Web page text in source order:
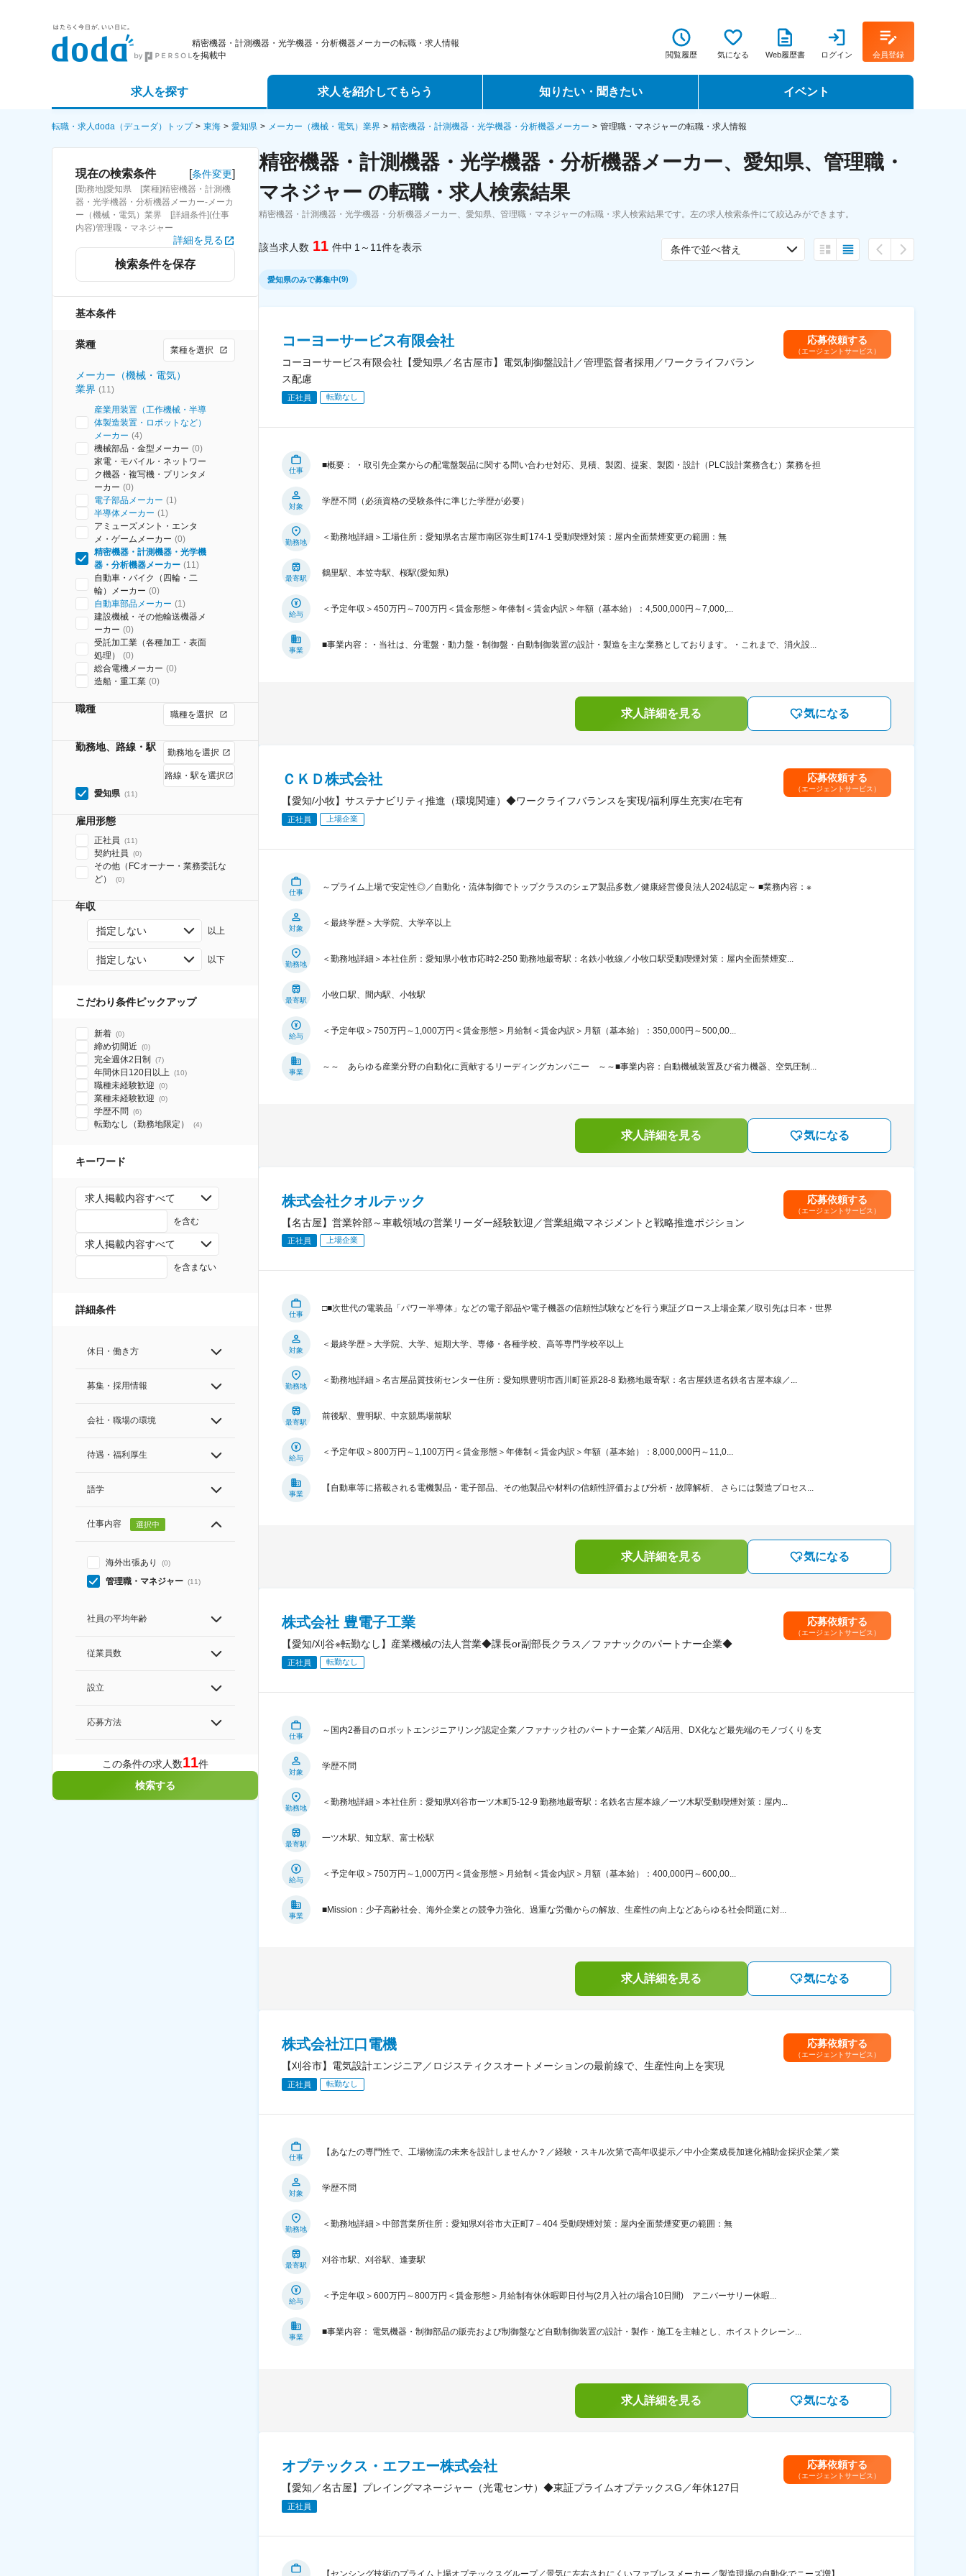
精密機器・計測機器・光学機器・分析機器メーカーの転職・求人情報
を掲載中
閲覧履歴 気になる Web履歴書 ログイン 会員登録
求人を探す
詳細条件から探す
求人特集から探す
求人を紹介してもらう
エージェントサービス
スカウトサービス
パートナーエージェントサービス
知りたい・聞きたい
転職ノウハウ
データで見る転職
コラム・インタビュー
イベント
転職イベント・転職セミナー
転職フェア
転職・求人doda（デューダ）トップ 東海 愛知県 メーカー（機械・電気）業界 精密機器・計測機器・光学機器・分析機器メーカー 管理職・マネジャーの転職・求人情報
現在の検索条件 [条件変更]
[勤務地]愛知県 [業種]精密機器・計測機
器・光学機器・分析機器メーカー-メーカ
ー（機械・電気）業界 [詳細条件](仕事
内容)管理職・マネジャー
詳細を見る
検索条件を保存
基本条件
業種 業種を選択
メーカー（機械・電気）
業界 (11)
産業用装置（工作機械・半導
体製造装置・ロボットなど）
メーカー (4)
機械部品・金型メーカー (0)
家電・モバイル・ネットワー
ク機器・複写機・プリンタメ
ーカー (0)
電子部品メーカー (1)
半導体メーカー (1)
アミューズメント・エンタ
メ・ゲームメーカー (0)
精密機器・計測機器・光学機
器・分析機器メーカー (11)
自動車・バイク（四輪・二
輪）メーカー (0)
自動車部品メーカー (1)
建設機械・その他輸送機器メ
ーカー (0)
受託加工業（各種加工・表面
処理）
(0)
総合電機メーカー (0)
造船・重工業 (0)
職種 職種を選択
勤務地、路線・駅 勤務地を選択
路線・駅を選択
愛知県 (11)
雇用形態
正社員 (11)
契約社員 (0)
その他（FCオーナー・業務委託な
ど）
(0)
年収
指定しない 以上
指定しない 以下
こだわり条件ピックアップ
新着 (0)
締め切間近 (0)
完全週休2日制 (7)
年間休日120日以上 (10)
職種未経験歓迎 (0)
業種未経験歓迎 (0)
学歴不問 (6)
転勤なし（勤務地限定） (4)
キーワード
求人掲載内容すべて
を含む
求人掲載内容すべて
を含まない
詳細条件
休日・働き方
募集・採用情報
会社・職場の環境
待遇・福利厚生
語学
仕事内容 選択中
海外出張あり (0)
管理職・マネジャー (11)
社員の平均年齢
従業員数
設立
応募方法
この条件の求人数11件
検索する
精密機器・計測機器・光学機器・分析機器メーカー、愛知県、管理職・
マネジャー の転職・求人検索結果
精密機器・計測機器・光学機器・分析機器メーカー、愛知県、管理職・マネジャーの転職・求人検索結果です。左の求人検索条件にて絞込みができます。
該当求人数 11 件中 1～11件を表示 条件で並べ替え
愛知県のみで募集中(9)
コーヨーサービス有限会社
コーヨーサービス有限会社【愛知県／名古屋市】電気制御盤設計／管理監督者採用／ワークライフバラン
ス配慮
正社員 転勤なし
応募依頼する
（エージェントサービス）
仕事
■概要： ・取引先企業からの配電盤製品に関する問い合わせ対応、見積、製図、提案、製図・設計（PLC設計業務含む）業務を担
対象
学歴不問（必須資格の受験条件に準じた学歴が必要）
勤務地
＜勤務地詳細＞工場住所：愛知県名古屋市南区弥生町174-1 受動喫煙対策：屋内全面禁煙変更の範囲：無
最寄駅
鶴里駅、本笠寺駅、桜駅(愛知県)
給与
＜予定年収＞450万円～700万円＜賃金形態＞年俸制＜賃金内訳＞年額（基本給）：4,500,000円～7,000,...
事業
■事業内容：・当社は、分電盤・動力盤・制御盤・自動制御装置の設計・製造を主な業務としております。・これまで、消火設...
求人詳細を見る 気になる
ＣＫＤ株式会社
【愛知/小牧】サステナビリティ推進（環境関連）◆ワークライフバランスを実現/福利厚生充実/在宅有
正社員 上場企業
応募依頼する
（エージェントサービス）
仕事
～プライム上場で安定性◎／自動化・流体制御でトップクラスのシェア製品多数／健康経営優良法人2024認定～ ■業務内容：※
対象
＜最終学歴＞大学院、大学卒以上
勤務地
＜勤務地詳細＞本社住所：愛知県小牧市応時2-250 勤務地最寄駅：名鉄小牧線／小牧口駅受動喫煙対策：屋内全面禁煙変...
最寄駅
小牧口駅、間内駅、小牧駅
給与
＜予定年収＞750万円～1,000万円＜賃金形態＞月給制＜賃金内訳＞月額（基本給）：350,000円～500,00...
事業
～～ あらゆる産業分野の自動化に貢献するリーディングカンパニー ～～■事業内容：自動機械装置及び省力機器、空気圧制...
求人詳細を見る 気になる
株式会社クオルテック
【名古屋】営業幹部～車載領域の営業リーダー経験歓迎／営業組織マネジメントと戦略推進ポジション
正社員 上場企業
応募依頼する
（エージェントサービス）
仕事
□■次世代の電装品「パワー半導体」などの電子部品や電子機器の信頼性試験などを行う東証グロース上場企業／取引先は日本・世界
対象
＜最終学歴＞大学院、大学、短期大学、専修・各種学校、高等専門学校卒以上
勤務地
＜勤務地詳細＞名古屋品質技術センター住所：愛知県豊明市西川町笹原28-8 勤務地最寄駅：名古屋鉄道名鉄名古屋本線／...
最寄駅
前後駅、豊明駅、中京競馬場前駅
給与
＜予定年収＞800万円～1,100万円＜賃金形態＞年俸制＜賃金内訳＞年額（基本給）：8,000,000円～11,0...
事業
【自動車等に搭載される電機製品・電子部品、その他製品や材料の信頼性評価および分析・故障解析、 さらには製造プロセス...
求人詳細を見る 気になる
株式会社 豊電子工業
【愛知/刈谷※転勤なし】産業機械の法人営業◆課長or副部長クラス／ファナックのパートナー企業◆
正社員 転勤なし
応募依頼する
（エージェントサービス）
仕事
～国内2番目のロボットエンジニアリング認定企業／ファナック社のパートナー企業／AI活用、DX化など最先端のモノづくりを支
対象
学歴不問
勤務地
＜勤務地詳細＞本社住所：愛知県刈谷市一ツ木町5-12-9 勤務地最寄駅：名鉄名古屋本線／一ツ木駅受動喫煙対策：屋内...
最寄駅
一ツ木駅、知立駅、富士松駅
給与
＜予定年収＞750万円～1,000万円＜賃金形態＞月給制＜賃金内訳＞月額（基本給）：400,000円～600,00...
事業
■Mission：少子高齢社会、海外企業との競争力強化、過重な労働からの解放、生産性の向上などあらゆる社会問題に対...
求人詳細を見る 気になる
株式会社江口電機
【刈谷市】電気設計エンジニア／ロジスティクスオートメーションの最前線で、生産性向上を実現
正社員 転勤なし
応募依頼する
（エージェントサービス）
仕事
【あなたの専門性で、工場物流の未来を設計しませんか？／経験・スキル次第で高年収提示／中小企業成長加速化補助金採択企業／業
対象
学歴不問
勤務地
＜勤務地詳細＞中部営業所住所：愛知県刈谷市大正町7－404 受動喫煙対策：屋内全面禁煙変更の範囲：無
最寄駅
刈谷市駅、刈谷駅、逢妻駅
給与
＜予定年収＞600万円～800万円＜賃金形態＞月給制有休休暇即日付与(2月入社の場合10日間) アニバーサリー休暇...
事業
■事業内容： 電気機器・制御部品の販売および制御盤など自動制御装置の設計・製作・施工を主軸とし、ホイストクレーン...
求人詳細を見る 気になる
オプテックス・エフエー株式会社
【愛知／名古屋】プレイングマネージャー（光電センサ）◆東証プライムオプテックスG／年休127日
正社員
応募依頼する
（エージェントサービス）
【センシング技術のプライム上場オプテックスグループ／景気に左右されにくいファブレスメーカー／製造現場の自動化でニーズ増】